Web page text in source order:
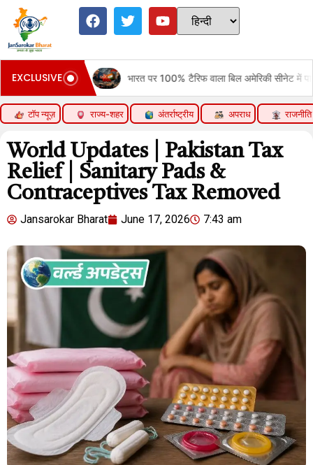
EXCLUSIVEभारत पर 100% टैरिफ वाला बिल अमेरिकी सीनेट में पास:रूसी तेल खरीदने
टॉप न्यूज़ राज्य-शहर अंतर्राष्ट्रीय अपराध राजनीति
World Updates | Pakistan Tax
Relief | Sanitary Pads &
Contraceptives Tax Removed
Jansarokar Bharat June 17, 2026 7:43 am